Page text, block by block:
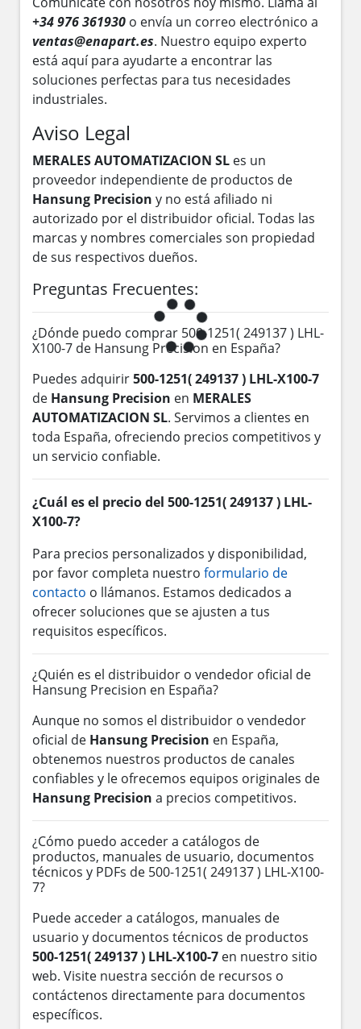
+34 976 361930 o envía un correo electrónico a
ventas@enapart.es. Nuestro equipo experto
está aquí para ayudarte a encontrar las
soluciones perfectas para tus necesidades
industriales.
Aviso Legal
MERALES AUTOMATIZACION SL es un
proveedor independiente de productos de
Hansung Precision y no está afiliado ni
autorizado por el distribuidor oficial. Todas las
marcas y nombres comerciales son propiedad
de sus respectivos dueños.
Preguntas Frecuentes:
¿Dónde puedo comprar 500-1251( 249137 ) LHL-
X100-7 de Hansung Precision en España?
Puedes adquirir500-1251( 249137 ) LHL-X100-7
de Hansung Precision en MERALES
AUTOMATIZACION SL. Servimos a clientes en
toda España, ofreciendo precios competitivos y
un servicio confiable.
¿Cuál es el precio del 500-1251( 249137 ) LHL-
X100-7?
Para precios personalizados y disponibilidad,
por favor completa nuestro formulario de
contacto o llámanos. Estamos dedicados a
ofrecer soluciones que se ajusten a tus
requisitos específicos.
¿Quién es el distribuidor o vendedor oficial de
Hansung Precision en España?
Aunque no somos el distribuidor o vendedor
oficial de Hansung Precision en España,
obtenemos nuestros productos de canales
confiables y le ofrecemos equipos originales de
Hansung Precision a precios competitivos.
¿Cómo puedo acceder a catálogos de
productos, manuales de usuario, documentos
técnicos y PDFs de 500-1251( 249137 ) LHL-X100-
7?
Puede acceder a catálogos, manuales de
usuario y documentos técnicos de productos
500-1251( 249137 ) LHL-X100-7 en nuestro sitio
web. Visite nuestra sección de recursos o
contáctenos directamente para documentos
específicos.